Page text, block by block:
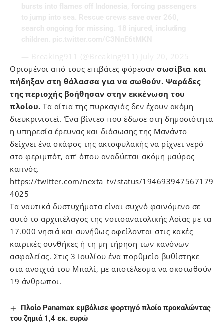
Ορισμένοι από τους επιβάτες φόρεσαν σωσίβια και
πήδηξαν στη θάλασσα για να σωθούν. Ψαράδες
της περιοχής βοήθησαν στην εκκένωση του
πλοίου. Τα αίτια της πυρκαγιάς δεν έχουν ακόμη
διευκρινιστεί. Ένα βίντεο που έδωσε στη δημοσιότητα
η υπηρεσία έρευνας και διάσωσης της Μανάντο
δείχνει ένα σκάφος της ακτοφυλακής να ρίχνει νερό
στο φεριμπότ, απ’ όπου αναδύεται ακόμη μαύρος
καπνός.
https://twitter.com/nexta_tv/status/194693947567179
4025
Tα ναυτικά δυστυχήματα είναι συχνό φαινόμενο σε
αυτό το αρχιπέλαγος της νοτιοανατολικής Ασίας με τα
17.000 νησιά και συνήθως οφείλονται στις κακές
καιρικές συνθήκες ή τη μη τήρηση των κανόνων
ασφαλείας. Στις 3 Ιουλίου ένα πορθμείο βυθίστηκε
στα ανοιχτά του Μπαλί, με αποτέλεσμα να σκοτωθούν
19 άνθρωποι.
Πλοίο Panamax εμβόλισε φορτηγό πλοίο προκαλώντας
του ζημιά 1,4 εκ. ευρώ